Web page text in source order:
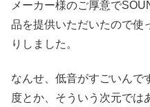
メーカー様のご厚意で
品を提供いただいたので使
りしました。
なんせ、低音がすごいんで
度とか、そういう次元では